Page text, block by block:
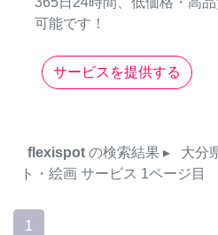
可能です！
サービスを提供する
flexispot の検索結果 ▸ 大分
ト・絵画 サービス 1ページ目
1